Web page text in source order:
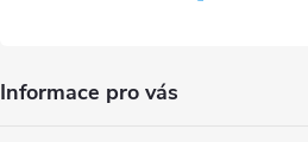
Informace pro vás